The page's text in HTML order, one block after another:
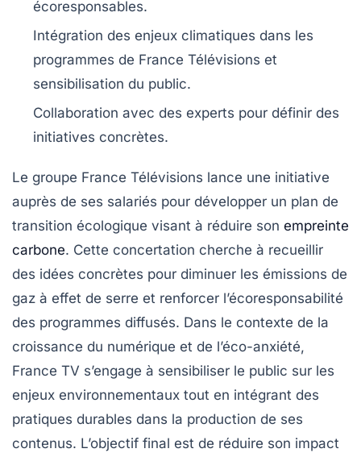
écoresponsables.
Intégration des enjeux climatiques dans les
programmes de France Télévisions et
sensibilisation du public.
Collaboration avec des experts pour définir des
initiatives concrètes.
Le groupe France Télévisions lance une initiative
auprès de ses salariés pour développer un plan de
transition écologique visant à réduire son empreinte
carbone. Cette concertation cherche à recueillir
des idées concrètes pour diminuer les émissions de
gaz à effet de serre et renforcer l’écoresponsabilité
des programmes diffusés. Dans le contexte de la
croissance du numérique et de l’éco-anxiété,
France TV s’engage à sensibiliser le public sur les
enjeux environnementaux tout en intégrant des
pratiques durables dans la production de ses
contenus. L’objectif final est de réduire son impact